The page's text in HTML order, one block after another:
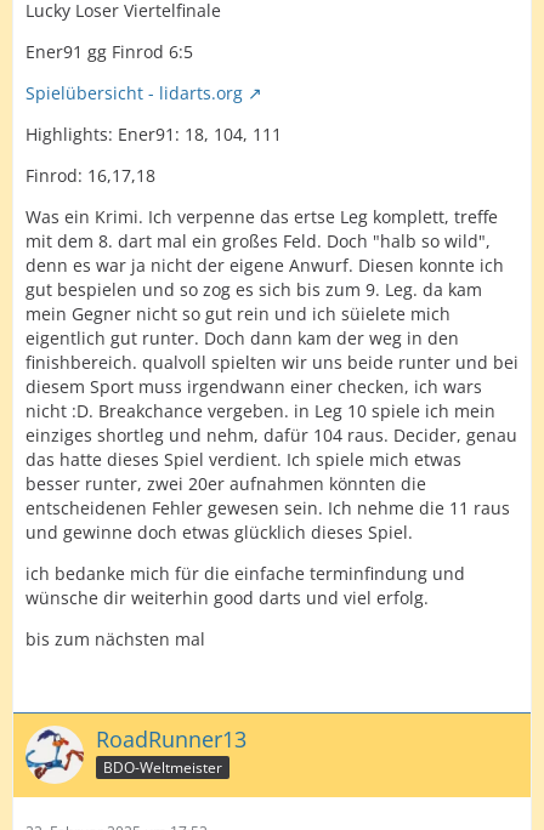
Lucky Loser Viertelfinale
Ener91 gg Finrod 6:5
Spielübersicht - lidarts.org
Highlights: Ener91: 18, 104, 111
Finrod: 16,17,18
Was ein Krimi. Ich verpenne das ertse Leg komplett, treffe
mit dem 8. dart mal ein großes Feld. Doch "halb so wild",
denn es war ja nicht der eigene Anwurf. Diesen konnte ich
gut bespielen und so zog es sich bis zum 9. Leg. da kam
mein Gegner nicht so gut rein und ich süielete mich
eigentlich gut runter. Doch dann kam der weg in den
finishbereich. qualvoll spielten wir uns beide runter und bei
diesem Sport muss irgendwann einer checken, ich wars
nicht :D. Breakchance vergeben. in Leg 10 spiele ich mein
einziges shortleg und nehm, dafür 104 raus. Decider, genau
das hatte dieses Spiel verdient. Ich spiele mich etwas
besser runter, zwei 20er aufnahmen könnten die
entscheidenen Fehler gewesen sein. Ich nehme die 11 raus
und gewinne doch etwas glücklich dieses Spiel.
ich bedanke mich für die einfache terminfindung und
wünsche dir weiterhin good darts und viel erfolg.
bis zum nächsten mal
RoadRunner13
BDO-Weltmeister